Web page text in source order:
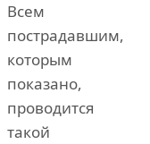
Всем
пострадавшим,
которым
показано,
проводится
такой